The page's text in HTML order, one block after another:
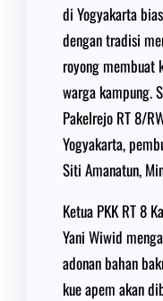
di Yogyakarta
dengan tradisi
royong membuat
warga kampung.
Pakelrejo RT 8/
Yogyakarta,
Siti Amanatun,
Ketua PKK RT 8
Yani Wiwid
adonan bahan
kue apem akan